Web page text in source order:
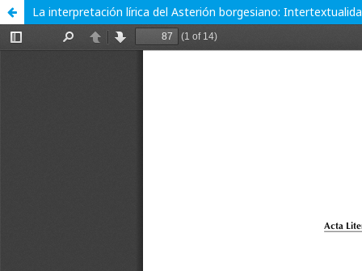
La interpretación lírica del Asterión borgesiano: